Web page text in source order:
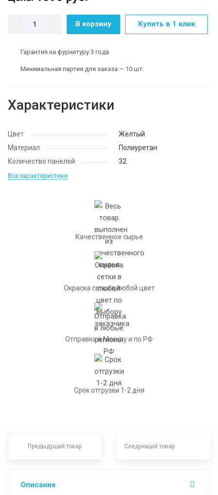
В корзину Купить в 1 клик
Гарантия на фурнитуру 3 года
Минимальная партия для заказа — 10 шт.
Характеристики
Цвет
Желтый
Материал
Полиуретан
Количество панелей
32
Все характеристики
Качественное сырье
Окраска сетки в любой цвет
Отправка в Москву и по РФ
Срок отгрузки 1-2 дня
Предыдущий товар Следующий товар
Описание